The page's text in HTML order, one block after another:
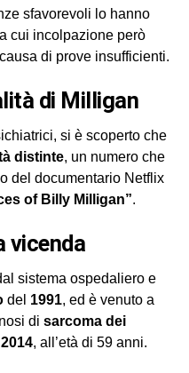
sfavorevoli lo hanno
cui incolpazione però
di prove insufficienti.
di Milligan
si è scoperto che
distinte, un numero che
del documentario Netflix
of Billy Milligan”.
vicenda
sistema ospedaliero e
del 1991, ed è venuto a
di sarcoma dei
2014, all’età di 59 anni.